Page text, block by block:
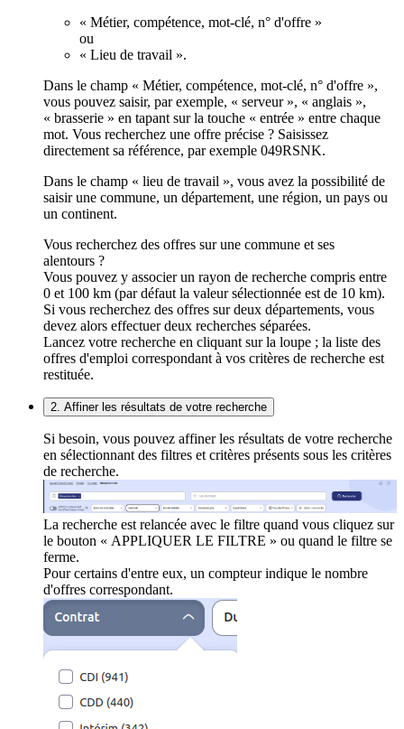
« Métier, compétence, mot-clé, n° d'offre »
ou
« Lieu de travail ».
Dans le champ « Métier, compétence, mot-clé, n° d'offre »,
vous pouvez saisir, par exemple, « serveur », « anglais »,
« brasserie » en tapant sur la touche « entrée » entre chaque
mot. Vous recherchez une offre précise ? Saisissez
directement sa référence, par exemple 049RSNK.
Dans le champ « lieu de travail », vous avez la possibilité de
saisir une commune, un département, une région, un pays ou
un continent.
Vous recherchez des offres sur une commune et ses
alentours ?
Vous pouvez y associer un rayon de recherche compris entre
0 et 100 km (par défaut la valeur sélectionnée est de 10 km).
Si vous recherchez des offres sur deux départements, vous
devez alors effectuer deux recherches séparées.
Lancez votre recherche en cliquant sur la loupe ; la liste des
offres d'emploi correspondant à vos critères de recherche est
restituée.
2. Affiner les résultats de votre recherche
Si besoin, vous pouvez affiner les résultats de votre recherche
en sélectionnant des filtres et critères présents sous les critères
de recherche.
La recherche est relancée avec le filtre quand vous cliquez sur
le bouton « APPLIQUER LE FILTRE » ou quand le filtre se
ferme.
Pour certains d'entre eux, un compteur indique le nombre
d'offres correspondant.